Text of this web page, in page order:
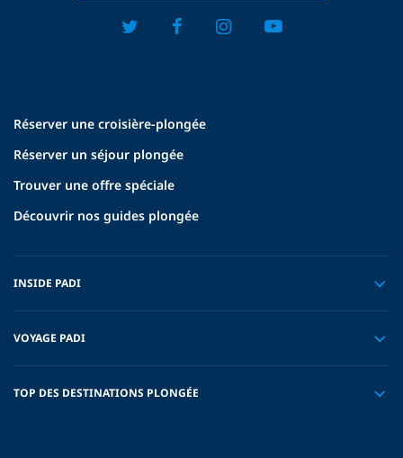
Réserver une croisière-plongée
Réserver un séjour plongée
Trouver une offre spéciale
Découvrir nos guides plongée
INSIDE PADI
VOYAGE PADI
TOP DES DESTINATIONS PLONGÉE